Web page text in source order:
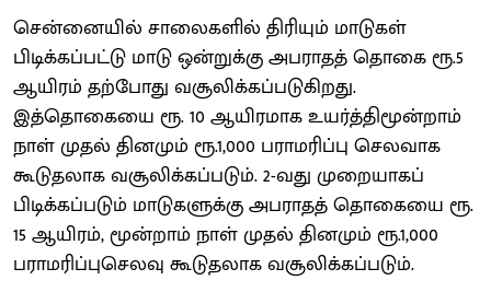
சென்னையில் சாலைகளில் திரியும் மாடுகள்
பிடிக்கப்பட்டு மாடு ஒன்றுக்கு அபராதத் தொகை ரூ.5
ஆயிரம் தற்போது வசூலிக்கப்படுகிறது.
இத்தொகையை ரூ. 10 ஆயிரமாக உயர்த்திமூன்றாம்
நாள் முதல் தினமும் ரூ.1,000 பராமரிப்பு செலவாக
கூடுதலாக வசூலிக்கப்படும். 2-வது முறையாகப்
பிடிக்கப்படும் மாடுகளுக்கு அபராதத் தொகையை ரூ.
15 ஆயிரம், மூன்றாம் நாள் முதல் தினமும் ரூ.1,000
பராமரிப்புசெலவு கூடுதலாக வசூலிக்கப்படும்.